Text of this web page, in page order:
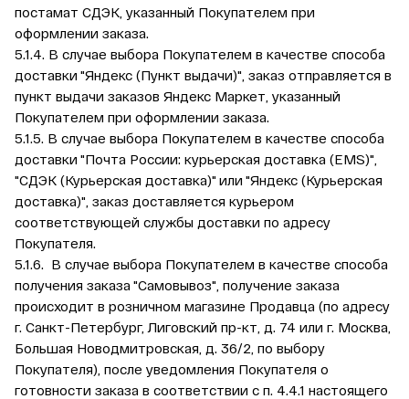
постамат СДЭК, указанный Покупателем при
оформлении заказа.
5.1.4. В случае выбора Покупателем в качестве способа
доставки "Яндекс (Пункт выдачи)", заказ отправляется в
пункт выдачи заказов Яндекс Маркет, указанный
Покупателем при оформлении заказа.
5.1.5. В случае выбора Покупателем в качестве способа
доставки "Почта России: курьерская доставка (EMS)‍",
"СДЭК (Курьерская доставка)" или "Яндекс (Курьерская
доставка)", заказ доставляется курьером
соответствующей службы доставки по адресу
Покупателя.
5.1.6. В случае выбора Покупателем в качестве способа
получения заказа "Самовывоз", получение заказа
происходит в розничном магазине Продавца (по адресу
г. Санкт-Петербург, Лиговский пр-кт, д. 74 или г. Москва,
Большая Новодмитровская, д. 36/2, по выбору
Покупателя), после уведомления Покупателя о
готовности заказа в соответствии с п. 4.4.1 настоящего